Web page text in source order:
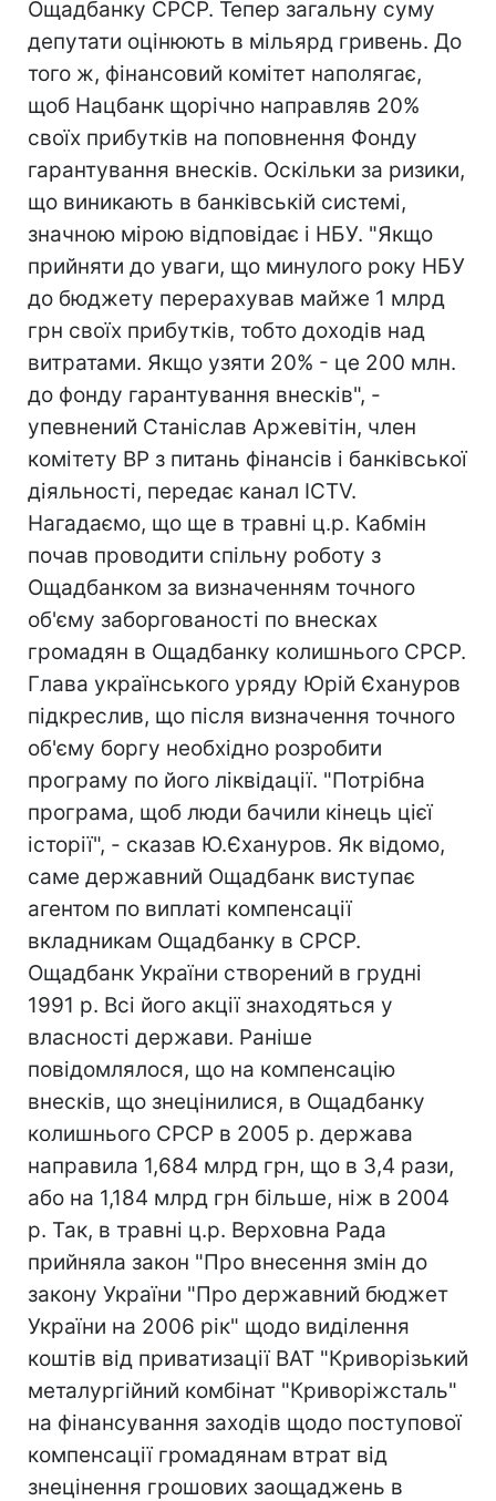
Ощадбанку СРСР. Тепер загальну суму
депутати оцінюють в мільярд гривень. До
того ж, фінансовий комітет наполягає,
щоб Нацбанк щорічно направляв 20%
своїх прибутків на поповнення Фонду
гарантування внесків. Оскільки за ризики,
що виникають в банківській системі,
значною мірою відповідає і НБУ. "Якщо
прийняти до уваги, що минулого року НБУ
до бюджету перерахував майже 1 млрд
грн своїх прибутків, тобто доходів над
витратами. Якщо узяти 20% - це 200 млн.
до фонду гарантування внесків", -
упевнений Станіслав Аржевітін, член
комітету ВР з питань фінансів і банківської
діяльності, передає канал ICTV.
Нагадаємо, що ще в травні ц.р. Кабмін
почав проводити спільну роботу з
Ощадбанком за визначенням точного
об'єму заборгованості по внесках
громадян в Ощадбанку колишнього СРСР.
Глава українського уряду Юрій Єхануров
підкреслив, що після визначення точного
об'єму боргу необхідно розробити
програму по його ліквідації. "Потрібна
програма, щоб люди бачили кінець цієї
історії", - сказав Ю.Єхануров. Як відомо,
саме державний Ощадбанк виступає
агентом по виплаті компенсації
вкладникам Ощадбанку в СРСР.
Ощадбанк України створений в грудні
1991 р. Всі його акції знаходяться у
власності держави. Раніше
повідомлялося, що на компенсацію
внесків, що знецінилися, в Ощадбанку
колишнього СРСР в 2005 р. держава
направила 1,684 млрд грн, що в 3,4 рази,
або на 1,184 млрд грн більше, ніж в 2004
р. Так, в травні ц.р. Верховна Рада
прийняла закон "Про внесення змін до
закону України "Про державний бюджет
України на 2006 рік" щодо виділення
коштів від приватизації ВАТ "Криворізький
металургійний комбінат "Криворіжсталь"
на фінансування заходів щодо поступової
компенсації громадянам втрат від
знецінення грошових заощаджень в